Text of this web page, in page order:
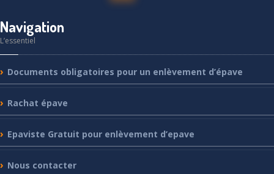
Navigation
L’essentiel
Documents obligatoires pour un enlèvement d’épave
Rachat épave
Epaviste Gratuit pour enlèvement d’epave
Nous contacter